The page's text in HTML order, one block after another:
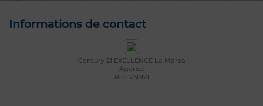
Informations de contact
Century 21 EXELLENCE La Marsa
Agence
Réf: 730121